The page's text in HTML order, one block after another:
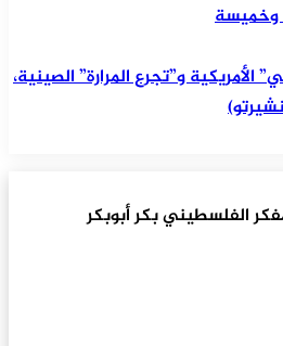
وخميسة
الأمريكية و”تجرع المرارة” الصينية،
الفلسطيني بكر أبوبكر